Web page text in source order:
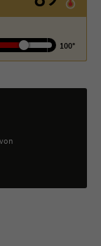
100°
Buchtitel